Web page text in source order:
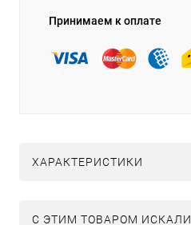
Принимаем к оплате
ХАРАКТЕРИСТИКИ
C ЭТИМ ТОВАРОМ ИСКАЛИ